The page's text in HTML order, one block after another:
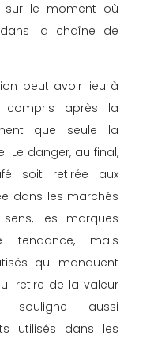
sur le moment où
la chaîne de
peut avoir lieu à
compris après la
que seule la
Le danger, au final,
soit retirée aux
dans les marchés
les marques
tendance, mais
qui manquent
retire de la valeur
souligne aussi
utilisés dans les